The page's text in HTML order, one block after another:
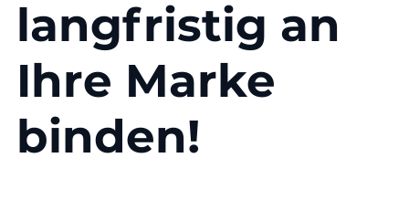
langfristig an
Ihre Marke
binden!